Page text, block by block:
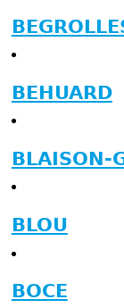
BEHUARD
BLAISON-
BLOU
BOCE